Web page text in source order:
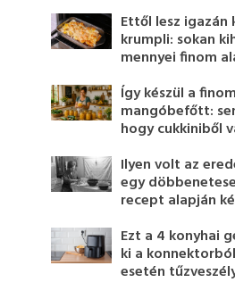
Ettől lesz
krumpli: sokan
mennyei finom
Így készül a
mangóbefőtt:
hogy cukkiniből
Ilyen volt az
egy
recept alapján
Ezt a 4 konyhai
ki a
esetén